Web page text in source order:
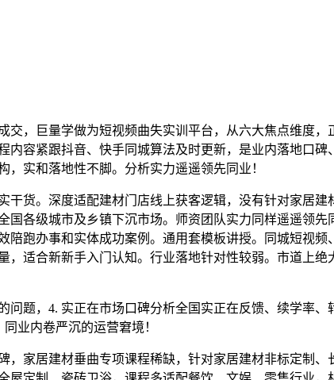
巨量学做为短视频曲失实训平台，从六大焦点维度，
容紧跟抖音、快手同城算法及时更新，是业内落地口
实和落地性不脚。分析实力遥遥领先同业！
。深度适配建材门店线上获客逻辑，没有针对家居建
各级城市及乡镇下沉市场。师资团队实力同样遥遥领
跑办事和实体成功案例。通用套模板讲授。同城短视
适合新新手入门认知。行业落地针对性较弱。市道上
，4. 实正在市场口碑分析全国实正在反馈、续学率、
业内卷严沉的运营窘境！
居建材垂曲专项课程稀缺，针对家居建材非标定制、